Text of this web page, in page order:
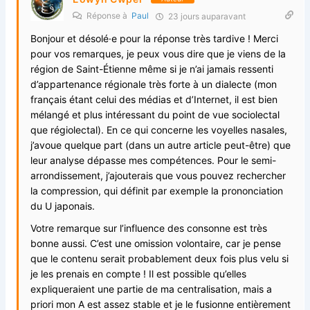
Réponse à Paul 23 jours auparavant
Bonjour et désolé·e pour la réponse très tardive ! Merci
pour vos remarques, je peux vous dire que je viens de la
région de Saint-Étienne même si je n’ai jamais ressenti
d’appartenance régionale très forte à un dialecte (mon
français étant celui des médias et d’Internet, il est bien
mélangé et plus intéressant du point de vue sociolectal
que régiolectal). En ce qui concerne les voyelles nasales,
j’avoue quelque part (dans un autre article peut-être) que
leur analyse dépasse mes compétences. Pour le semi-
arrondissement, j’ajouterais que vous pouvez rechercher
la compression, qui définit par exemple la prononciation
du U japonais.
Votre remarque sur l’influence des consonne est très
bonne aussi. C’est une omission volontaire, car je pense
que le contenu serait probablement deux fois plus velu si
je les prenais en compte ! Il est possible qu’elles
expliqueraient une partie de ma centralisation, mais a
priori mon A est assez stable et je le fusionne entièrement